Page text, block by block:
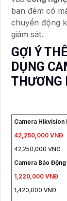
ban đêm có
chuyển động
giám sát.
GỢI Ý
DỤNG
THƯƠNG
Camera Hikvision
42,250,000 VNĐ
42,250,000 VNĐ
Camera Báo
1,220,000 VNĐ
1,420,000 VNĐ